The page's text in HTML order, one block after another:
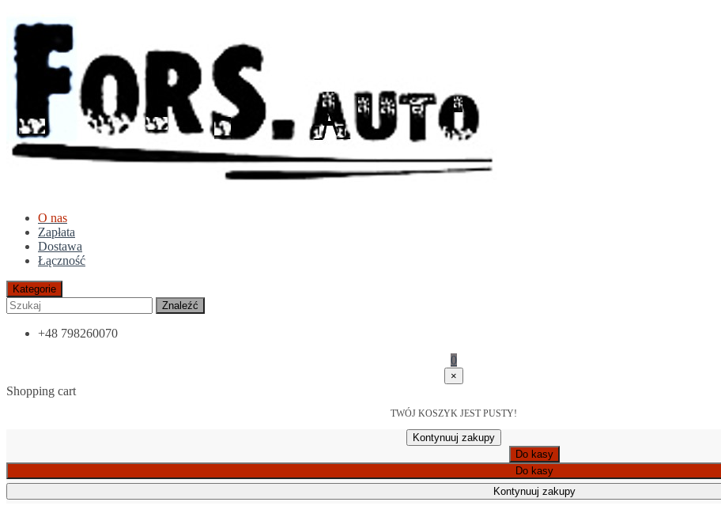
O nas
Zapłata
Dostawa
Łączność
Kategorie
Znaleźć
+48 798260070
0
×
Shopping cart
TWÓJ KOSZYK JEST PUSTY!
Kontynuuj zakupy
Do kasy
Do kasy
Kontynuuj zakupy